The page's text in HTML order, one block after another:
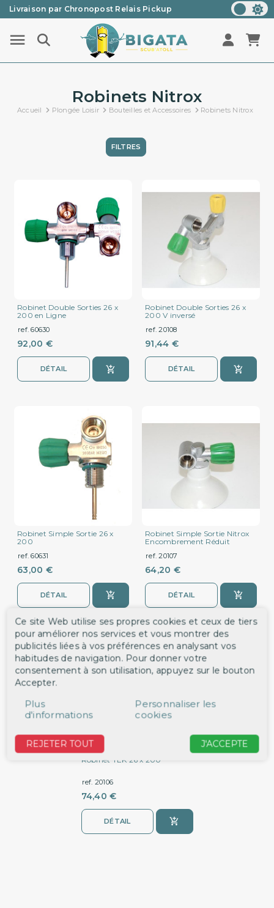
Livraison par Chronopost Relais Pickup
Une question ? Un renseignement ? 05 57 21 59 35
Robinets Nitrox
Accueil Plongée Loisir Bouteilles et Accessoires Robinets Nitrox
FILTRES
Robinet Double Sorties 26 x
200 en Ligne
ref. 60630
92,00 €
DÉTAIL
Robinet Double Sorties 26 x
200 V inversé
ref. 20108
91,44 €
DÉTAIL
Robinet Simple Sortie 26 x
200
ref. 60631
63,00 €
DÉTAIL
Robinet Simple Sortie Nitrox
Encombrement Réduit
ref. 20107
64,20 €
DÉTAIL
Robinet TEK 26 x 200
ref. 20106
74,40 €
DÉTAIL
Ce site Web utilise ses propres cookies et ceux de tiers
pour améliorer nos services et vous montrer des
publicités liées à vos préférences en analysant vos
habitudes de navigation. Pour donner votre
consentement à son utilisation, appuyez sur le bouton
Accepter.
Plus
d'informations
Personnaliser les
cookies
REJETER TOUT J'ACCEPTE